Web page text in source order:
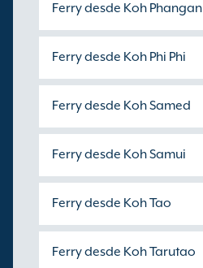
Ferry desde Koh Phangan
Ferry desde Koh Phi Phi
Ferry desde Koh Samed
Ferry desde Koh Samui
Ferry desde Koh Tao
Ferry desde Koh Tarutao